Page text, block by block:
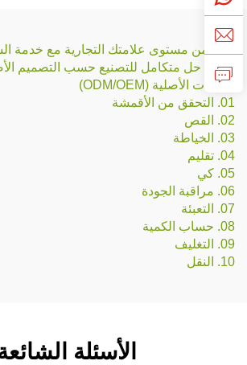
ارفع من مستوى علامتك التجارية مع خدمة
بعمق: حل متكامل للتصنيع حسب التصميم
المعدات الأصلية (ODM/OEM)
01. التحقق من الأقمشة
02. القص
03. الخياطة
04. تقليم
05. كي
06. مراقبة الجودة
07. التعبئة
08. حساب الكمية
09. التغليف
10. النقل
الأسئلة